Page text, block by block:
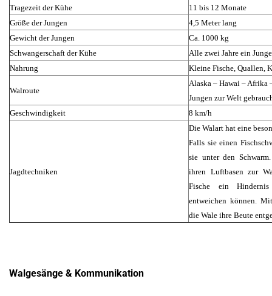
Tragezeit der Kühe
11 bis 12 Monate
Größe der Jungen
4,5 Meter lang
Gewicht der Jungen
Ca. 1000 kg
Schwangerschaft der Kühe
Alle zwei Jahre ein
Nahrung
Kleine Fische, Quallen,
Walroute
Alaska – Hawai – Afrika
Jungen zur Welt
Geschwindigkeit
8 km/h
Jagdtechniken
Die Walart hat eine
Falls sie einen
sie unter den
ihren Luftbasen zur
Fische ein
entweichen können.
die Wale ihre Beute
Walgesänge & Kommunikation